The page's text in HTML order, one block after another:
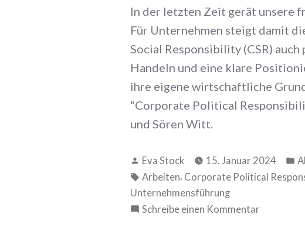
In der letzten Zeit gerät unsere
Für Unternehmen steigt damit
Social Responsibility (CSR)
Handeln und eine klare
ihre eigene wirtschaftliche
“Corporate Political
und Sören Witt.
Verfasst
von
Eva Stock 15. Januar 2024
in
Schlagwörter:
Arbeiten, Corporate Political
Unternehmensführung
Schreibe einen Kommentar